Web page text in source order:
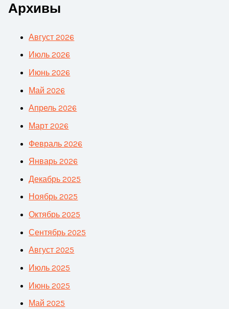
Архивы
Август 2026
Июль 2026
Июнь 2026
Май 2026
Апрель 2026
Март 2026
Февраль 2026
Январь 2026
Декабрь 2025
Ноябрь 2025
Октябрь 2025
Сентябрь 2025
Август 2025
Июль 2025
Июнь 2025
Май 2025